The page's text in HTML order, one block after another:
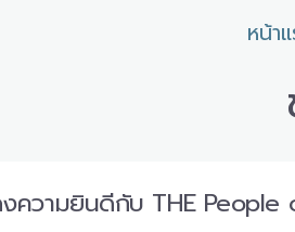
หน้า
ความยินดีกับ THE